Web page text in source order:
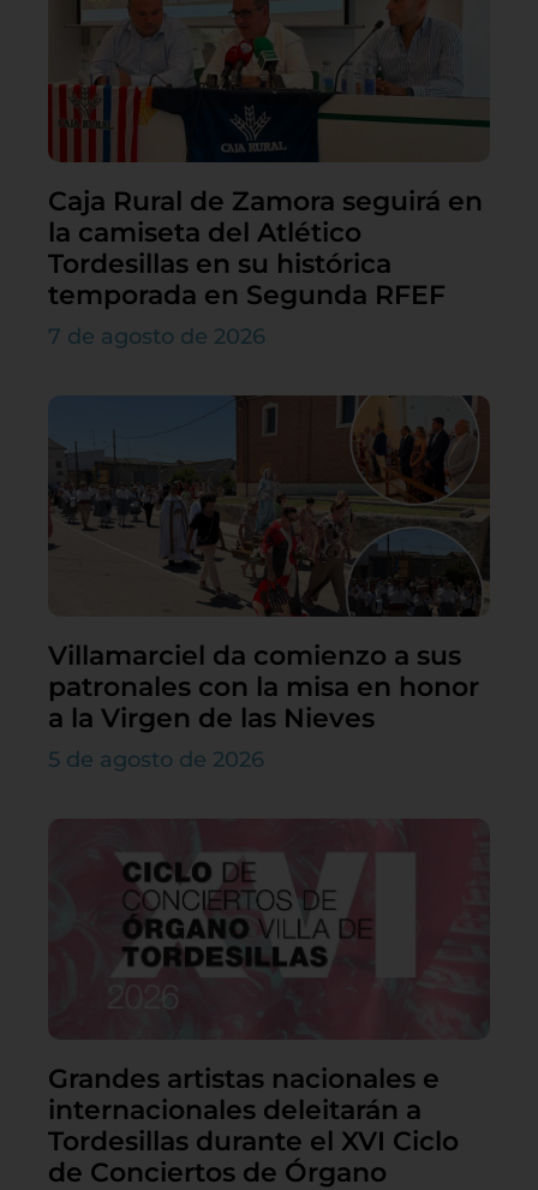
Caja Rural de Zamora seguirá en
la camiseta del Atlético
Tordesillas en su histórica
temporada en Segunda RFEF
7 de agosto de 2026
Villamarciel da comienzo a sus
patronales con la misa en honor
a la Virgen de las Nieves
5 de agosto de 2026
Grandes artistas nacionales e
internacionales deleitarán a
Tordesillas durante el XVI Ciclo
de Conciertos de Órgano